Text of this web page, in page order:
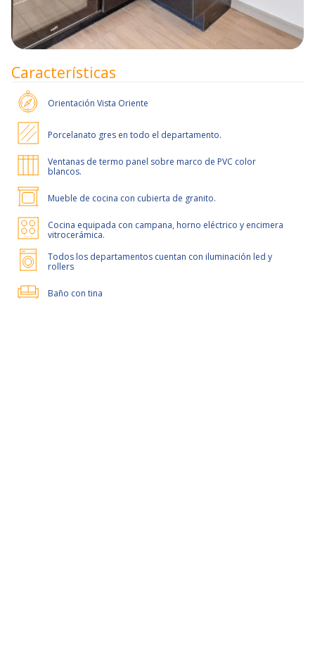
Características
Orientación Vista Oriente
Porcelanato gres en todo el departamento.
Ventanas de termo panel sobre marco de PVC color
blancos.
Mueble de cocina con cubierta de granito.
Cocina equipada con campana, horno eléctrico y encimera
vitrocerámica.
Todos los departamentos cuentan con iluminación led y
rollers
Baño con tina